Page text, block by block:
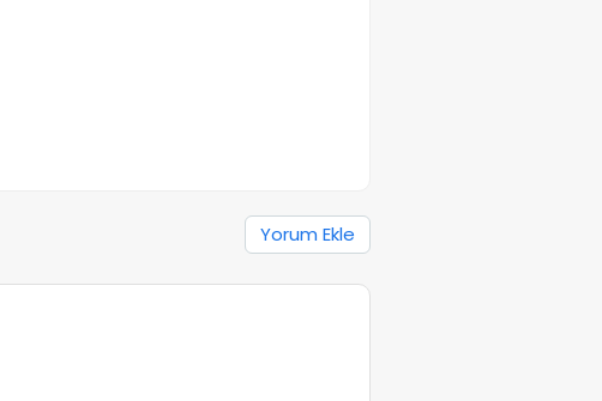
Yorum Ekle